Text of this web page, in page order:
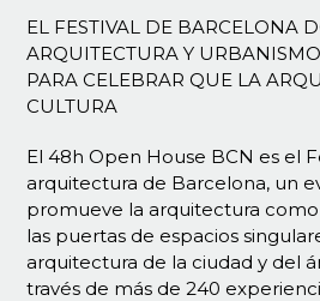
EL FESTIVAL DE BARCELONA
ARQUITECTURA Y
PARA CELEBRAR QUE LA
CULTURA
El 48h Open House BCN es el
arquitectura de Barcelona, un
promueve la arquitectura
las puertas de espacios
arquitectura de la ciudad y del
través de más de 240